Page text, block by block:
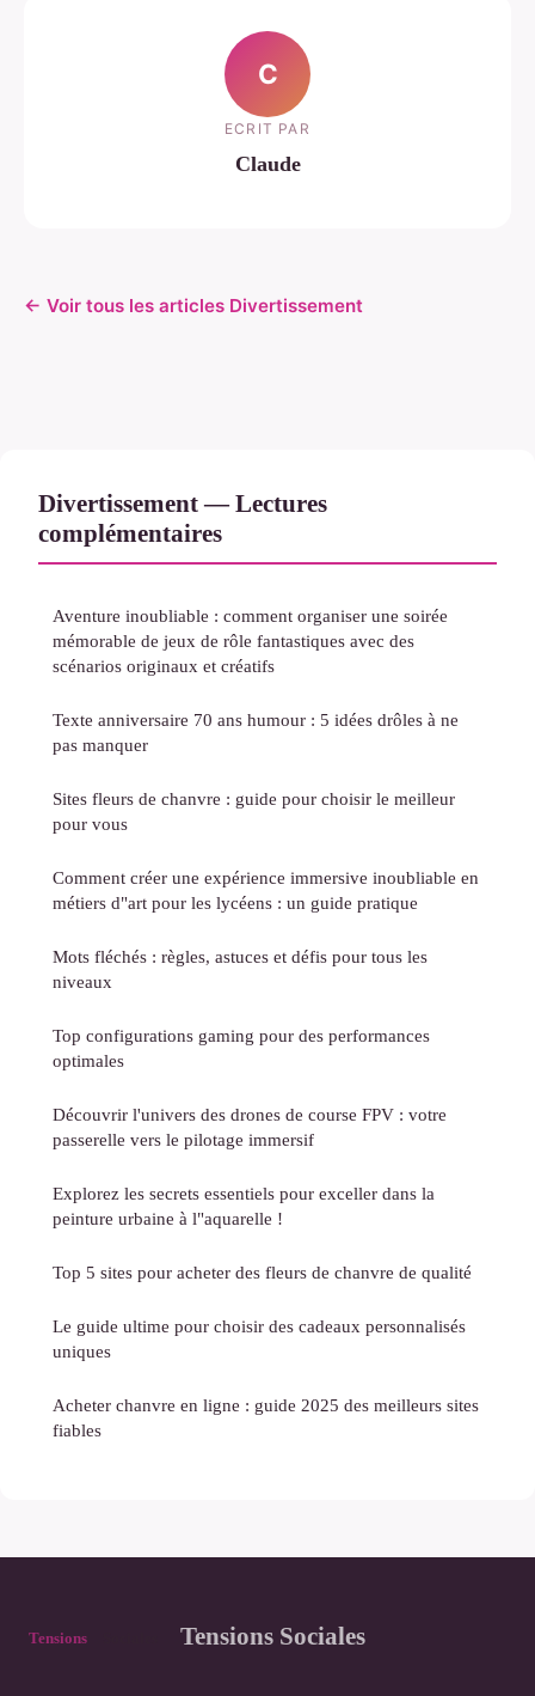
C
ECRIT PAR
Claude
← Voir tous les articles Divertissement
Divertissement — Lectures
complémentaires
Aventure inoubliable : comment organiser une soirée
mémorable de jeux de rôle fantastiques avec des
scénarios originaux et créatifs
Texte anniversaire 70 ans humour : 5 idées drôles à ne
pas manquer
Sites fleurs de chanvre : guide pour choisir le meilleur
pour vous
Comment créer une expérience immersive inoubliable en
métiers d"art pour les lycéens : un guide pratique
Mots fléchés : règles, astuces et défis pour tous les
niveaux
Top configurations gaming pour des performances
optimales
Découvrir l'univers des drones de course FPV : votre
passerelle vers le pilotage immersif
Explorez les secrets essentiels pour exceller dans la
peinture urbaine à l"aquarelle !
Top 5 sites pour acheter des fleurs de chanvre de qualité
Le guide ultime pour choisir des cadeaux personnalisés
uniques
Acheter chanvre en ligne : guide 2025 des meilleurs sites
fiables
Tensions Sociales